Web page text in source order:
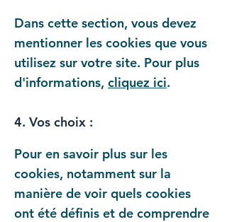
Dans cette section, vous devez
mentionner les cookies que vous
utilisez sur votre site. Pour plus
d'informations, cliquez ici.
4. Vos choix :
Pour en savoir plus sur les
cookies, notamment sur la
manière de voir quels cookies
ont été définis et de comprendre